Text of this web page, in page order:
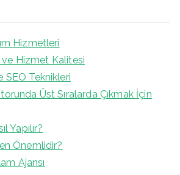
Hizmetleri
ve Hizmet Kalitesi
SEO Teknikleri
Üst Sıralarda Çıkmak İçin
Yapılır?
Önemlidir?
Ajansı